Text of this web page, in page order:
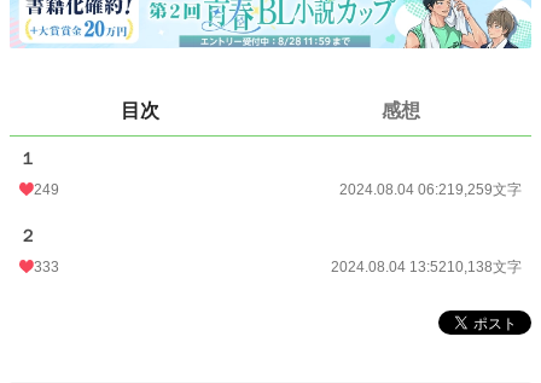
1は受ちゃん視点、2は攻くん視点です。2の方がエロいです。お楽しみください
20,114 位 / 228,843 件
BL
お気に入り
24h.ポイント
文字数
目次 感想
１
249 2024.08.04 06:219,259文字
２
333 2024.08.04 13:5210,138文字